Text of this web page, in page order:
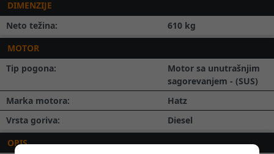
DIMENZIJE
Neto težina:
610 kg
MOTOR
Tip pogona:
Motor sa unutrašnjim
sagorevanjem - (SUS)
Marka motora:
Hatz
Vrsta goriva:
Diesel
OPIS